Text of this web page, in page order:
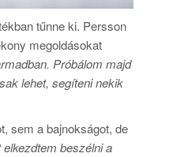
tűnne ki. Persson
megoldásokat
Próbálom majd
lehet, segíteni nekik
sem a bajnokságot, de
beszélni a